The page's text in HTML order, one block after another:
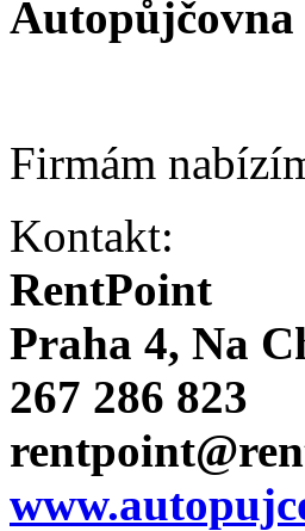
Firmám
Kontakt:
RentPoint
Praha 4, Na
267 286 823